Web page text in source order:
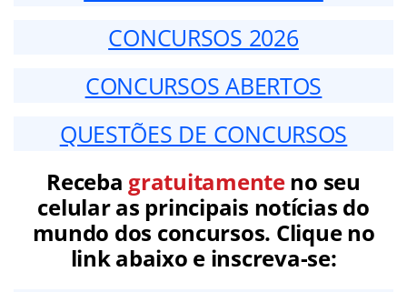
CONCURSOS 2026
CONCURSOS ABERTOS
QUESTÕES DE CONCURSOS
Receba gratuitamenteno seu
celular as principais notícias do
mundo dos concursos. Clique no
link abaixo e inscreva-se: